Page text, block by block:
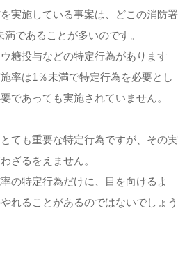
実施している事案は、どこの消防署
であることが多いのです。
糖投与などの特定行為があります
率は1％未満で特定行為を必要とし
であっても実施されていません。
ても重要な特定行為ですが、その実
ざるをえません。
の特定行為だけに、目を向けるよ
れることがあるのではないでしょう